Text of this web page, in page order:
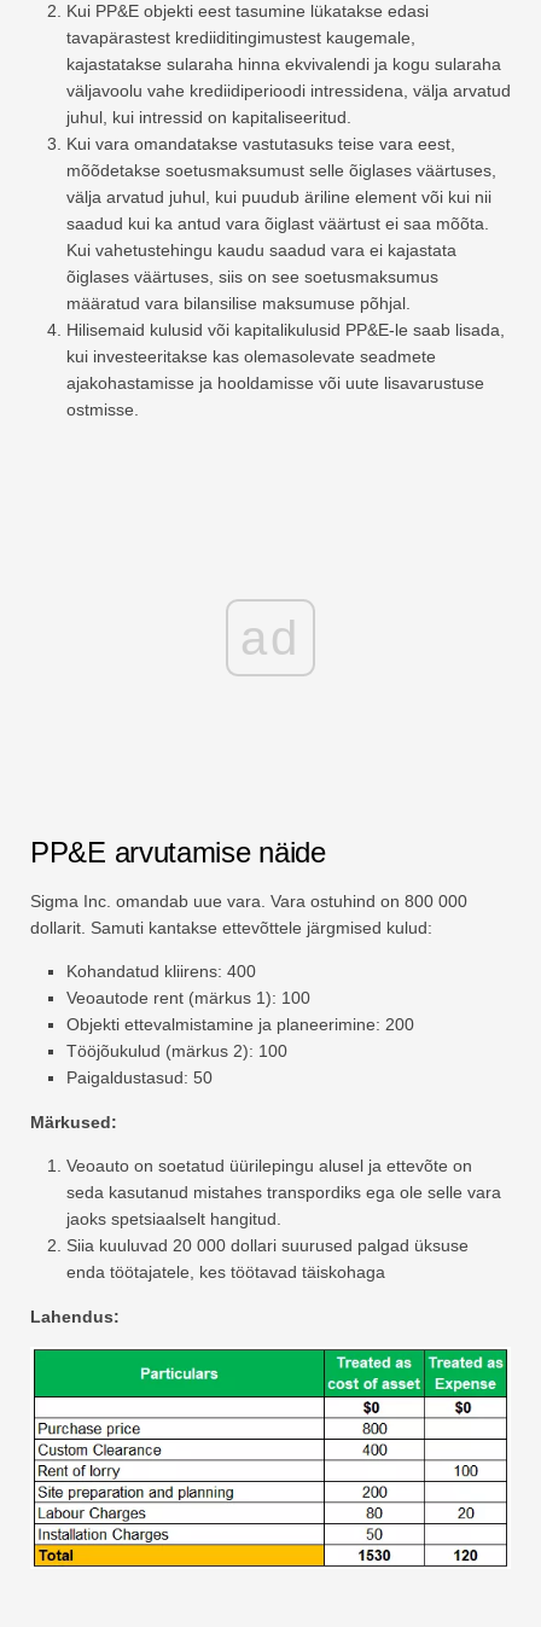
Kui PP&E objekti eest tasumine lükatakse edasi
tavapärastest krediiditingimustest kaugemale,
kajastatakse sularaha hinna ekvivalendi ja kogu sularaha
väljavoolu vahe krediidiperioodi intressidena, välja arvatud
juhul, kui intressid on kapitaliseeritud.
Kui vara omandatakse vastutasuks teise vara eest,
mõõdetakse soetusmaksumust selle õiglases väärtuses,
välja arvatud juhul, kui puudub äriline element või kui nii
saadud kui ka antud vara õiglast väärtust ei saa mõõta.
Kui vahetustehingu kaudu saadud vara ei kajastata
õiglases väärtuses, siis on see soetusmaksumus
määratud vara bilansilise maksumuse põhjal.
Hilisemaid kulusid või kapitalikulusid PP&E-le saab lisada,
kui investeeritakse kas olemasolevate seadmete
ajakohastamisse ja hooldamisse või uute lisavarustuse
ostmisse.
ad
PP&E arvutamise näide
Sigma Inc. omandab uue vara. Vara ostuhind on 800 000
dollarit. Samuti kantakse ettevõttele järgmised kulud:
Kohandatud kliirens: 400
Veoautode rent (märkus 1): 100
Objekti ettevalmistamine ja planeerimine: 200
Tööjõukulud (märkus 2): 100
Paigaldustasud: 50
Märkused:
Veoauto on soetatud üürilepingu alusel ja ettevõte on
seda kasutanud mistahes transpordiks ega ole selle vara
jaoks spetsiaalselt hangitud.
Siia kuuluvad 20 000 dollari suurused palgad üksuse
enda töötajatele, kes töötavad täiskohaga
Lahendus: